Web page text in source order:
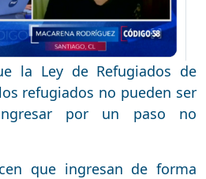
la Ley de Refugiados de
refugiados no pueden ser
por un paso no
que ingresan de forma